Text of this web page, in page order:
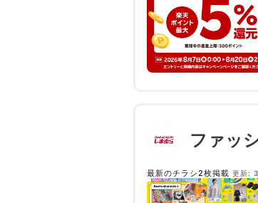
ファッ
最新のチラシ2枚掲載 更新: